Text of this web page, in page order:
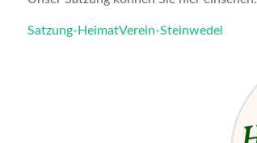
Satzung-HeimatVerein-Steinwedel